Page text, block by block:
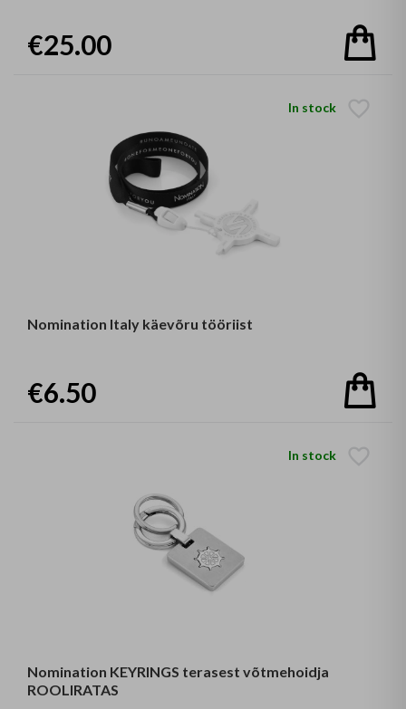
€25.00
Nomination Italy käevõru tööriist
€6.50
In stock
Nomination KEYRINGS terasest võtmehoidja
ROOLIRATAS
In stock